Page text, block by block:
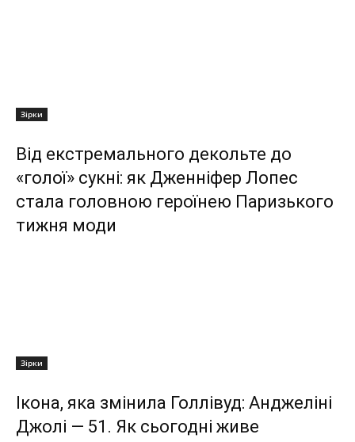
Зірки
Від екстремального декольте до
«голої» сукні: як Дженніфер Лопес
стала головною героїнею Паризького
тижня моди
Зірки
Ікона, яка змінила Голлівуд: Анджеліні
Джолі — 51. Як сьогодні живе